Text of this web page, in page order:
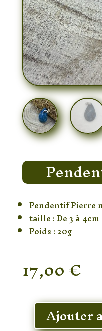
Pendentif Pierre
taille : De 3 à 4cm
Poids : 20g
17,00€
En stock
quantitéAjouter